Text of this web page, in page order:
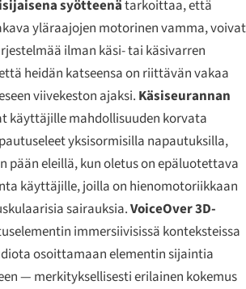
syötteenätarkoittaa, että
yläraajojen motorinen vamma, voivat
ilman käsi- tai käsivarren
heidän katseensa on riittävän vakaa
viivekeston ajaksi. Käsiseurannan
käyttäjille mahdollisuuden korvata
yksisormisilla napautuksilla,
pään eleillä, kun oletus on epäluotettava
käyttäjille, joilla on hienomotoriikkaan
sairauksia.VoiceOver 3D-
immersiivisissä konteksteissa
osoittamaan elementin sijaintia
— merkityksellisesti erilainen kokemus